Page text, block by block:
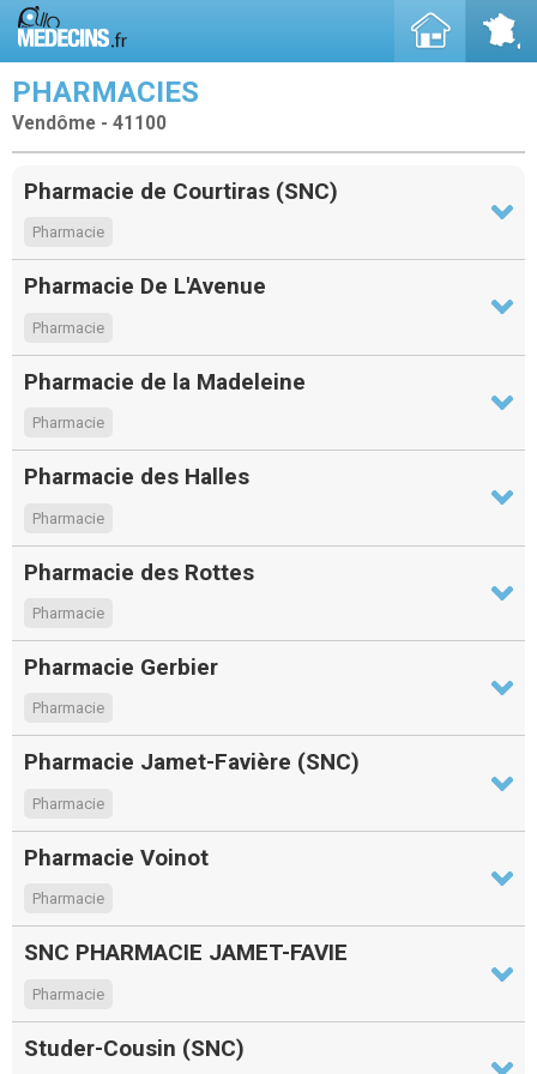
PHARMACIES
Vendôme - 41100
Pharmacie de Courtiras (SNC)
Pharmacie
Pharmacie De L'Avenue
Pharmacie
Pharmacie de la Madeleine
Pharmacie
Pharmacie des Halles
Pharmacie
Pharmacie des Rottes
Pharmacie
Pharmacie Gerbier
Pharmacie
Pharmacie Jamet-Favière (SNC)
Pharmacie
Pharmacie Voinot
Pharmacie
SNC PHARMACIE JAMET-FAVIE
Pharmacie
Studer-Cousin (SNC)